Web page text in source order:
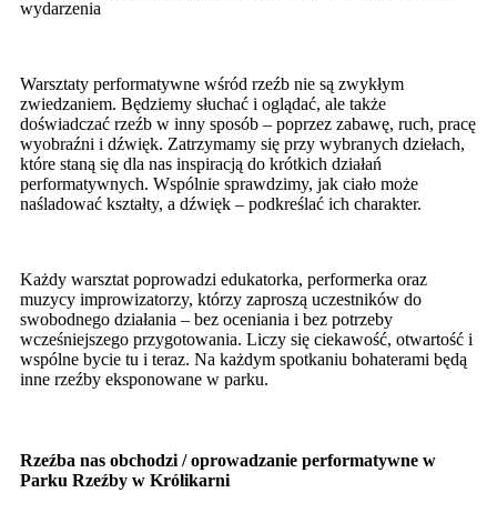
wydarzenia
Warsztaty performatywne wśród rzeźb nie są zwykłym
zwiedzaniem. Będziemy słuchać i oglądać, ale także
doświadczać rzeźb w inny sposób – poprzez zabawę, ruch, pracę
wyobraźni i dźwięk. Zatrzymamy się przy wybranych dziełach,
które staną się dla nas inspiracją do krótkich działań
performatywnych. Wspólnie sprawdzimy, jak ciało może
naśladować kształty, a dźwięk – podkreślać ich charakter.
Każdy warsztat poprowadzi edukatorka, performerka oraz
muzycy improwizatorzy, którzy zaproszą uczestników do
swobodnego działania – bez oceniania i bez potrzeby
wcześniejszego przygotowania. Liczy się ciekawość, otwartość i
wspólne bycie tu i teraz. Na każdym spotkaniu bohaterami będą
inne rzeźby eksponowane w parku.
Rzeźba nas obchodzi / oprowadzanie performatywne w
Parku Rzeźby w Królikarni